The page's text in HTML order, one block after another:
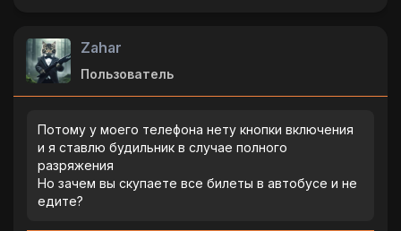
Zahar
Пользователь
Потому у моего телефона нету кнопки включения
и я ставлю будильник в случае полного
разряжения
Но зачем вы скупаете все билеты в автобусе и не
едите?